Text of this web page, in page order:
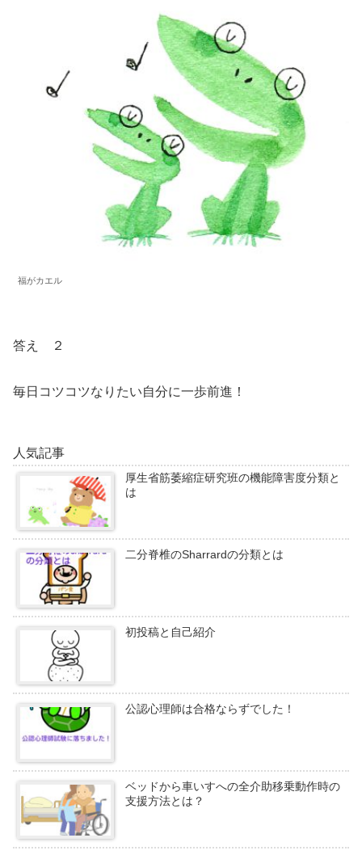
福がカエル
答え ２
毎日コツコツなりたい自分に一歩前進！
人気記事
厚生省筋萎縮症研究班の機能障害度分類と
は
二分脊椎のSharrardの分類とは
初投稿と自己紹介
公認心理師は合格ならずでした！
ベッドから車いすへの全介助移乗動作時の
支援方法とは？